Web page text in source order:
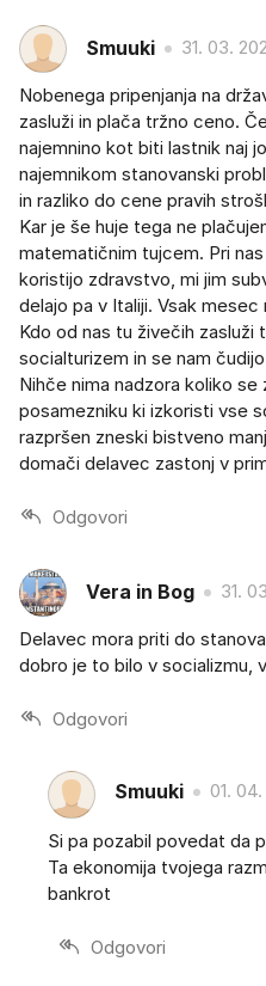
Smuuki 31. 03.
Nobenega pripenjanja na
zasluži in plača tržno ceno.
najemnino kot biti lastnik naj
najemnikom stanovanski
in razliko do cene pravih
Kar je še huje tega ne
matematičnim tujcem. Pri
koristijo zdravstvo, mi jim
delajo pa v Italiji. Vsak
Kdo od nas tu živečih zasluži
socialturizem in se nam
Nihče nima nadzora koliko se
posamezniku ki izkoristi vse
razpršen zneski bistveno
domači delavec zastonj v
Odgovori
Vera in Bog 31.
Delavec mora priti do
dobro je to bilo v socializmu,
Odgovori
Smuuki 01. 04.
Si pa pozabil povedat da
Ta ekonomija tvojega
bankrot
Odgovori